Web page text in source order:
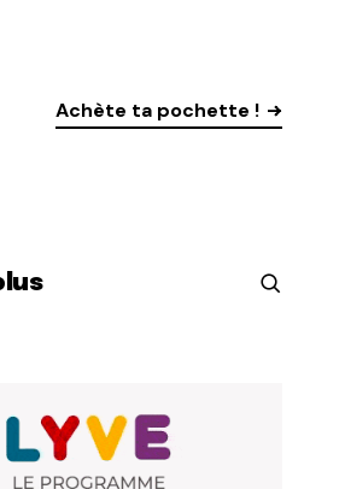
Achète ta pochette !